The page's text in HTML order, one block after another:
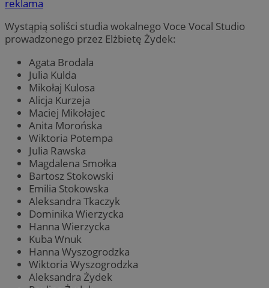
reklama
Wystąpią soliści studia wokalnego Voce Vocal Studio
prowadzonego przez Elżbietę Żydek:
Agata Brodala
Julia Kulda
Mikołaj Kulosa
Alicja Kurzeja
Maciej Mikołajec
Anita Morońska
Wiktoria Potempa
Julia Rawska
Magdalena Smołka
Bartosz Stokowski
Emilia Stokowska
Aleksandra Tkaczyk
Dominika Wierzycka
Hanna Wierzycka
Kuba Wnuk
Hanna Wyszogrodzka
Wiktoria Wyszogrodzka
Aleksandra Żydek